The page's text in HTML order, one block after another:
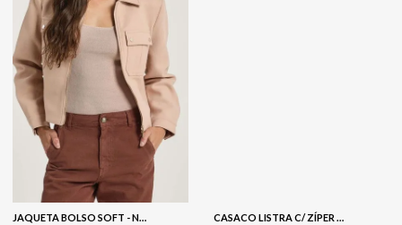
JAQUETA BOLSO SOFT - NUDE
CASACO LISTRA C/ ZÍPER TRICOT - AVEIA